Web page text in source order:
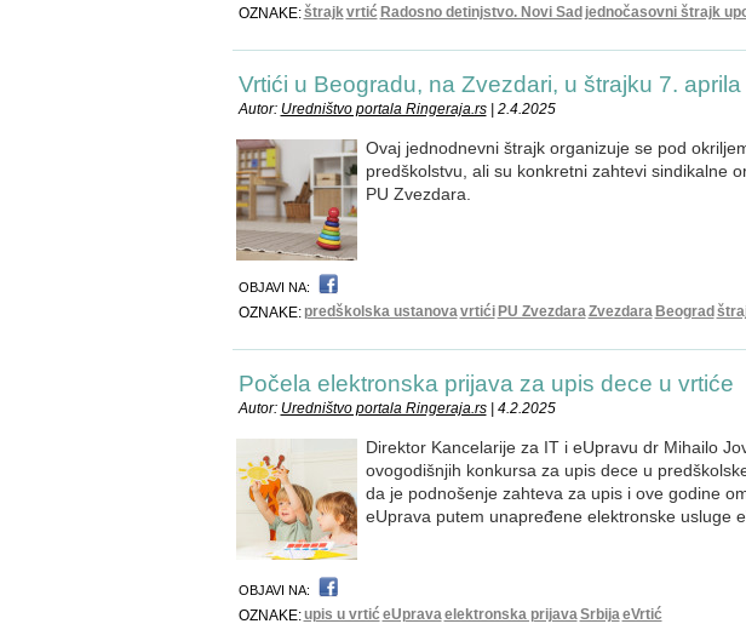
OZNAKE:štrajkvrtić Radosno detinjstvo. Novi Sad jednočasovni štrajk
Vrtići u Beogradu, na Zvezdari, u štrajku 7. aprila
Autor: Uredništvo portala Ringeraja.rs| 2.4.2025
Ovaj jednodnevni štrajk organizuje se pod
predškolstvu, ali su konkretni zahtevi sindikalne
PU Zvezdara.
OBJAVI NA:
OZNAKE: predškolska ustanovavrtići PU ZvezdaraZvezdara Beograd
Počela elektronska prijava za upis dece u vrtiće
Autor: Uredništvo portala Ringeraja.rs| 4.2.2025
Direktor Kancelarije za IT i eUpravu dr Mihailo
ovogodišnjih konkursa za upis dece u
da je podnošenje zahteva za upis i ove godine
eUprava putem unapređene elektronske usluge
OBJAVI NA:
OZNAKE:upis u vrtić eUpravaelektronska prijavaSrbijaeVrtić